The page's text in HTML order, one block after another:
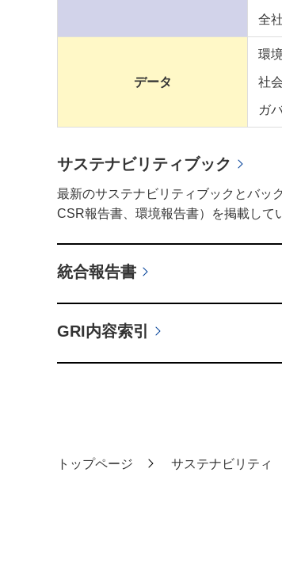
全
データ
環
社
ガ
サステナビリティブック
最新のサステナビリティブックとバッ
CSR報告書、環境報告書）を掲載して
統合報告書
GRI内容索引
トップページ サステナビリティ